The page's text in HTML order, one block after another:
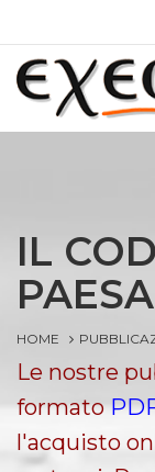
IL
HOME
Le nostre
formato
l'acquisto